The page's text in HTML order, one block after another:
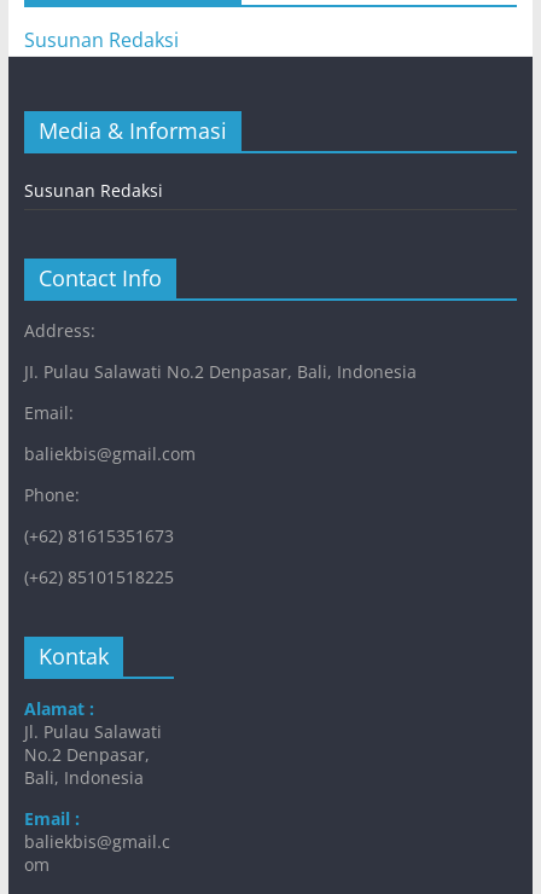
Susunan Redaksi
Media & Informasi
Susunan Redaksi
Contact Info
Address:
JI. Pulau Salawati No.2 Denpasar, Bali, Indonesia
Email:
baliekbis@gmail.com
Phone:
(+62) 81615351673
(+62) 85101518225
Kontak
Alamat :
Jl. Pulau Salawati
No.2 Denpasar,
Bali, Indonesia
Email :
baliekbis@gmail.c
om